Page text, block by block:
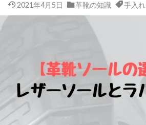
2021年4月5日 革靴の知識 手入れ